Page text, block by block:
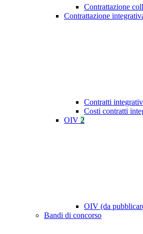
Contrattazione
Contrattazione
Contratti
Costi contratti
OIV 2
OIV (da
Bandi di concorso